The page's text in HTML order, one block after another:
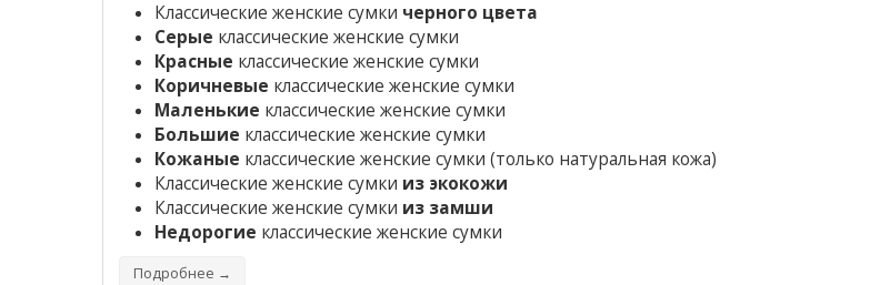
Классические женские сумки черного цвета
Серые классические женские сумки
Красные классические женские сумки
Коричневые классические женские сумки
Маленькие классические женские сумки
Большие классические женские сумки
Кожаные классические женские сумки (только натуральная кожа)
Классические женские сумки из экокожи
Классические женские сумки из замши
Недорогие классические женские сумки
Подробнее →